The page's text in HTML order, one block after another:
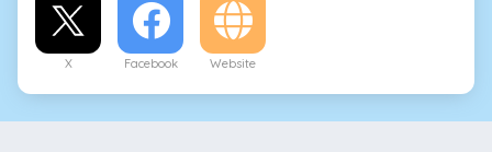
X Facebook Website